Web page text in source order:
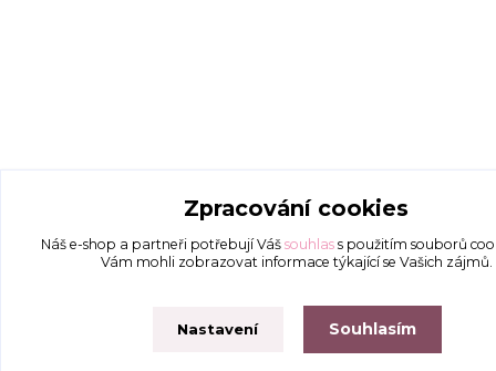
Zpracování cookies
Náš e-shop a partneři potřebují Váš souhlass použitím souborů
Vám mohli zobrazovat informace týkající se Vašich zájmů.
Nastavení Souhlasím